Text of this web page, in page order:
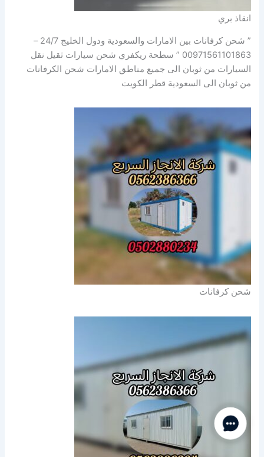
انقاذ بري
” شحن كرفانات بين الامارات والسعودية ودول الخليج 24/7 –
00971561101863 ” سطحة ريكفري شحن سيارات ثقيل نقل
السيارات من ثوبان الى جميع مناطق الامارات شحن الكرفانات
من ثوبان الى السعودية قطر الكويت
شحن كرفانات
Contact Us